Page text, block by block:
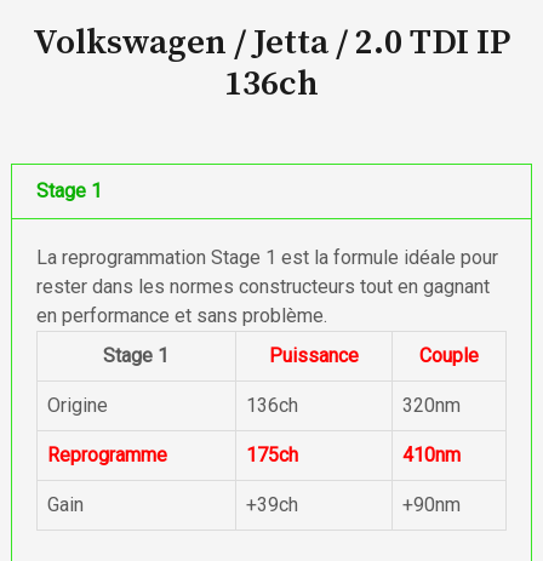
Volkswagen / Jetta /2.0 TDI IP
136ch
Stage 1
La reprogrammation Stage 1 est la formule idéale pour
rester dans les normes constructeurs tout en gagnant
en performance et sans problème.
Stage 1
Puissance Couple
Origine 136ch 320nm
Reprogramme 175ch 410nm
Gain +39ch +90nm